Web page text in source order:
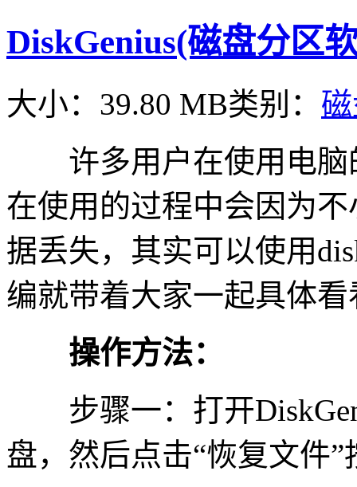
DiskGenius(磁盘分区
大小：39.80 MB类别：
许多用户在使用电脑
在使用的过程中会因为
据丢失，其实可以使用
编就带着大家一起具体
操作方法：
步骤一：打开
盘，然后点击“恢复文件”